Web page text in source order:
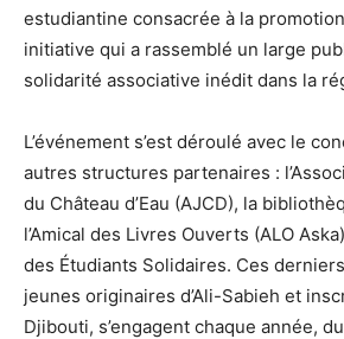
estudiantine consacrée à la
initiative qui a rassemblé un large
solidarité associative inédit dans la
L’événement s’est déroulé avec le
autres structures partenaires :
du Château d’Eau (AJCD), la
l’Amical des Livres Ouverts (ALO
des Étudiants Solidaires. Ces
jeunes originaires d’Ali-Sabieh et
Djibouti, s’engagent chaque année,